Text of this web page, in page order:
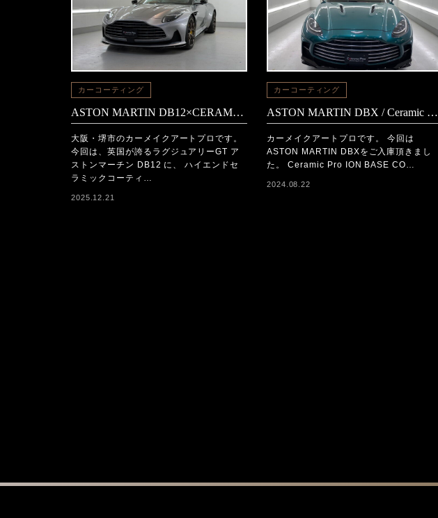
カーコーティング
ASTON MARTIN DB12×CERAMICPRO ION施工
大阪・堺市のカーメイクアートプロです。
今回は、英国が誇るラグジュアリーGT ア
ストンマーチン DB12 に、 ハイエンドセ
ラミックコーティ…
2025.12.21
カーコーティング
ASTON MARTIN DBX / Ceramic Pro ION BASE COAT 2層 + TOP COAT 1層施工
カーメイクアートプロです。 今回は
ASTON MARTIN DBXをご入庫頂きまし
た。 Ceramic Pro ION BASE CO…
2024.08.22